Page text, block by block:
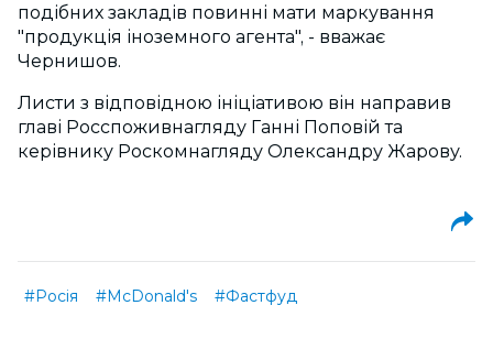
подібних закладів повинні мати маркування
"продукція іноземного агента", - вважає
Чернишов.
Листи з відповідною ініціативою він направив
главі Росспоживнагляду Ганні Поповій та
керівнику Роскомнагляду Олександру Жарову.
#Росія #McDonald's #Фастфуд